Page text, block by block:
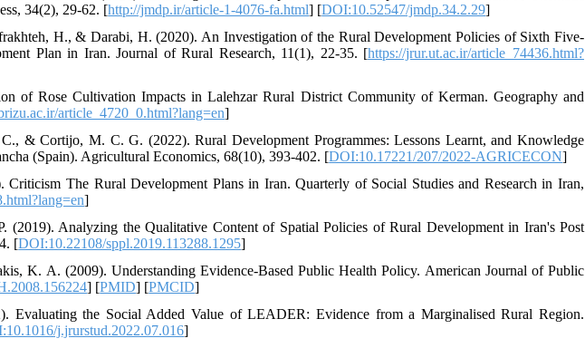
34(2), 29-62. [http://jmdp.ir/article-1-4076-fa.html] [DOI:10.52547/jmdp.34.2.29]
H., & Darabi, H. (2020). An Investigation of the Rural Development Policies of Sixth Five-
Plan in Iran. Journal of Rural Research, 11(1), 22-35. [https://jrur.ut.ac.ir/article_74436.html?
of Rose Cultivation Impacts in Lalehzar Rural District Community of Kerman. Geography and
article_4720_0.html?lang=en]
& Cortijo, M. C. G. (2022). Rural Development Programmes: Lessons Learnt, and Knowledge
(Spain). Agricultural Economics, 68(10), 393-402. [DOI:10.17221/207/2022-AGRICECON]
The Rural Development Plans in Iran. Quarterly of Social Studies and Research in Iran,
]
Analyzing the Qualitative Content of Spatial Policies of Rural Development in Iran's Post
[DOI:10.22108/sppl.2019.113288.1295]
K. A. (2009). Understanding Evidence-Based Public Health Policy. American Journal of Public
] [PMID] [PMCID]
Evaluating the Social Added Value of LEADER: Evidence from a Marginalised Rural Region.
j.jrurstud.2022.07.016]